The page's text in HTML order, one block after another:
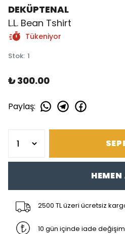
DEKÜPTENAL
L.L. Bean Tshirt
Tükeniyor
Stok: 1
₺ 300.00
Paylaş:
HEMEN
2500 TL üzeri ücretsiz
10 gün içinde iade değişim